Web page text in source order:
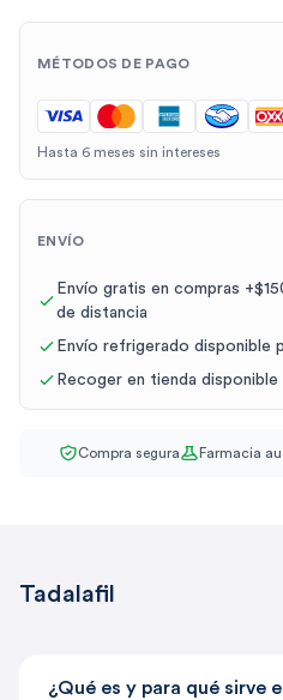
MÉTODOS DE PAGO
Hasta 6 meses sin intereses
ENVÍO
Envío gratis en compras
de distancia
Envío refrigerado disponible
Recoger en tienda disponible
Compra segura Farmacia
Tadalafil
¿Qué es y para qué sirve